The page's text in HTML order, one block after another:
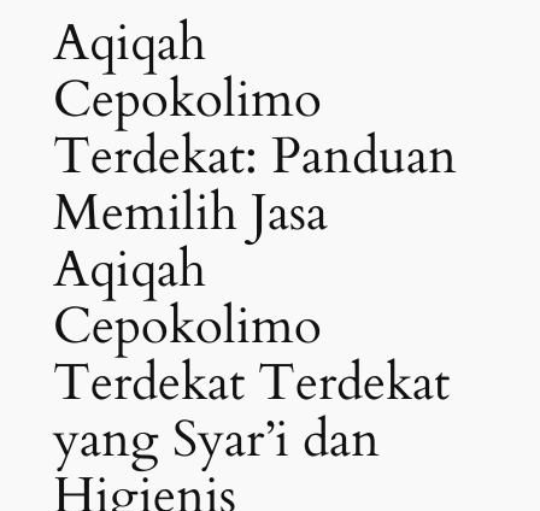
Aqiqah
Cepokolimo
Terdekat: Panduan
Memilih Jasa
Aqiqah
Cepokolimo
Terdekat Terdekat
yang Syar’i dan
Higienis